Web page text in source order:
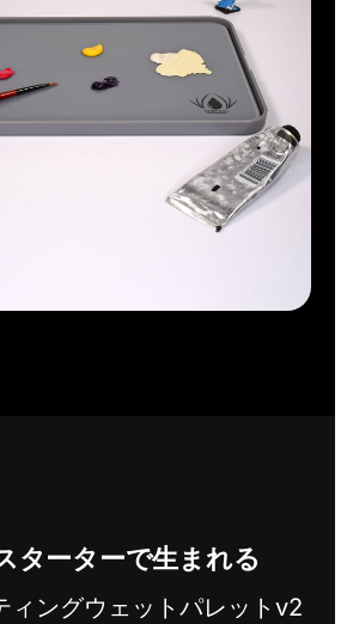
ターターで生まれる
ィングウェットパレットv2